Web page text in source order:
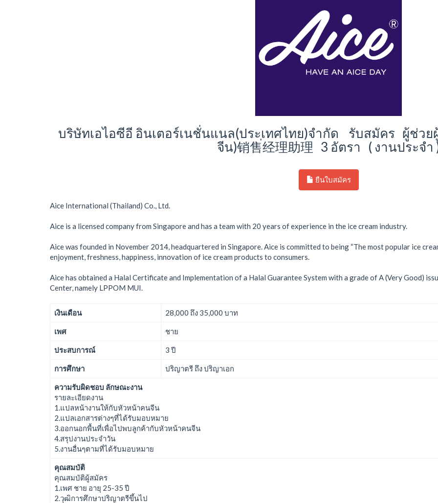
บริษัทเอไอซีอี อินเตอร์เนชั่นแนล(ประเทศไทย)จำกัด รับสมัคร ผู้ช่วย
จีน)销售่经理助理 3 อัตรา ( งานประจำ
ยืนใบสมัคร
Aice International (Thailand) Co., Ltd.
Aice is a licensed company from Singapore and has a team with 20 years of experience in the ice cream industry.
Aice was founded in November 2014, headquartered in Singapore. Aice is committed to being “The most popular ice
enjoyment, freshness, happiness, innovation of ice cream products to consumers.
Aice has obtained a Halal Certificate and Implementation of a Halal Guarantee System with a grade of A (Very Good)
Center, namely LPPOM MUI.
เงินเดือน 28,000 ถึง 35,000 บาท
เพศ ชาย
ประสบการณ์ 3 ปี
การศึกษา ปริญาตรี ถึง ปริญาเอก
ความรับผิดชอบ ลักษณะงาน
รายละเอียดงาน
1.แปลหน้างานให้กับหัวหน้าคนจีน
2.แปลเอกสารต่างๆที่ได้รับมอบหมาย
3.ออกนอกพื้นที่เพื่อไปพบลูกค้ากับหัวหน้าคนจีน
4.สรุปงานประจำวัน
5.งานอื่นๆตามที่ได้รับมอบหมาย
คุณสมบัติ
คุณสมบัติผู้สมัคร
1.เพศ ชาย อายุ 25-35 ปี
2.วุฒิการศึกษาปริญาตรีขึ้นไป